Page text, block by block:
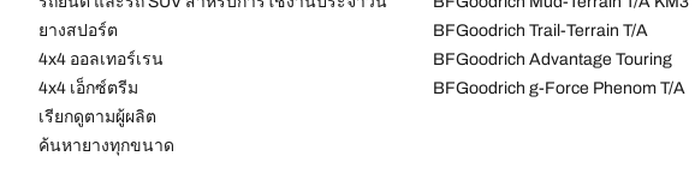
ยางสปอร์ต
4x4 ออลเทอร์เรน​
4x4 เอ็กซ์ตรีม​
เรียกดูตามผู้ผลิต
ค้นหายางทุกขนาด
BFGoodrich Trail-Terrain T/A
BFGoodrich Advantage Touring
BFGoodrich g-Force Phenom T/A